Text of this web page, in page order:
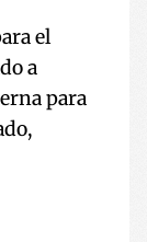
el
a
para